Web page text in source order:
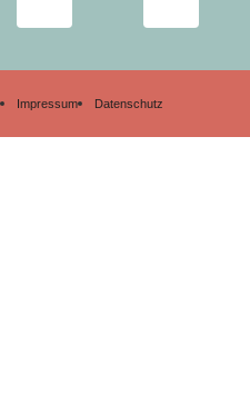
Impressum Datenschutz